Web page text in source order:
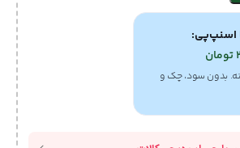
اسنپ‌پی:
تومان
بدون سود، چک و